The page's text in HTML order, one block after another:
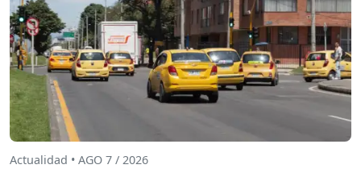
Actualidad • AGO 7 / 2026